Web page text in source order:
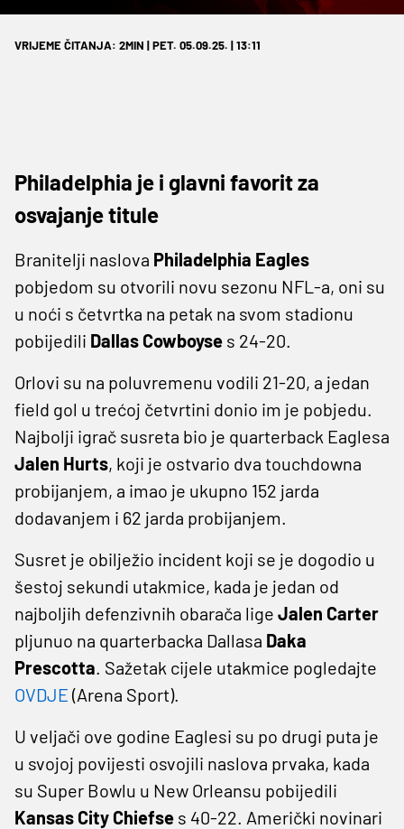
VRIJEME ČITANJA: 2MIN | PET. 05.09.25. | 13:11
Philadelphia je i glavni favorit za
osvajanje titule
Branitelji naslova Philadelphia Eagles
pobjedom su otvorili novu sezonu NFL-a, oni su
u noći s četvrtka na petak na svom stadionu
pobijedili Dallas Cowboyse s 24-20.
Orlovi su na poluvremenu vodili 21-20, a jedan
field gol u trećoj četvrtini donio im je pobjedu.
Najbolji igrač susreta bio je quarterback Eaglesa
Jalen Hurts, koji je ostvario dva touchdowna
probijanjem, a imao je ukupno 152 jarda
dodavanjem i 62 jarda probijanjem.
Susret je obilježio incident koji se je dogodio u
šestoj sekundi utakmice, kada je jedan od
najboljih defenzivnih obarača lige Jalen Carter
pljunuo na quarterbacka Dallasa Daka
Prescotta. Sažetak cijele utakmice pogledajte
OVDJE (Arena Sport).
U veljači ove godine Eaglesi su po drugi puta je
u svojoj povijesti osvojili naslova prvaka, kada
su Super Bowlu u New Orleansu pobijedili
Kansas City Chiefse s 40-22. Američki novinari